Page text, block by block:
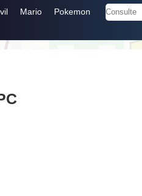
Mario Pokemon